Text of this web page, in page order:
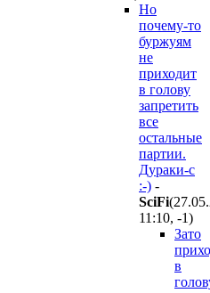
Но
почему-то
буржуям
не
приходит
в голову
запретить
все
остальные
партии.
Дураки-с
:-) -
SciFi
11:10, -1)
Зато
в